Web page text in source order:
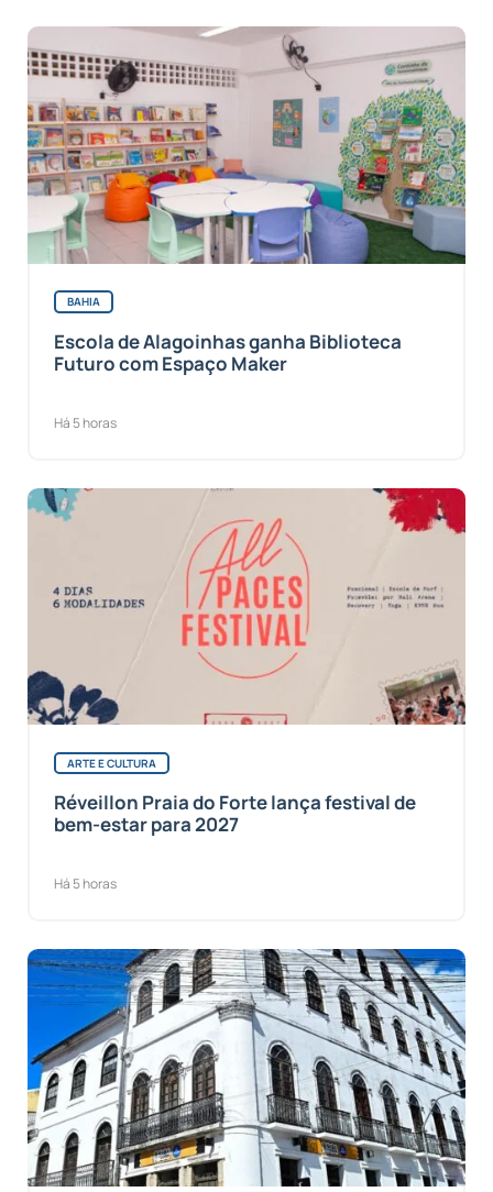
BAHIA
Escola de Alagoinhas ganha Biblioteca
Futuro com Espaço Maker
Há 5 horas
ARTE E CULTURA
Réveillon Praia do Forte lança festival de
bem-estar para 2027
Há 5 horas